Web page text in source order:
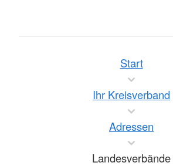
Start
Ihr Kreisverband
Adressen
Landesverbände